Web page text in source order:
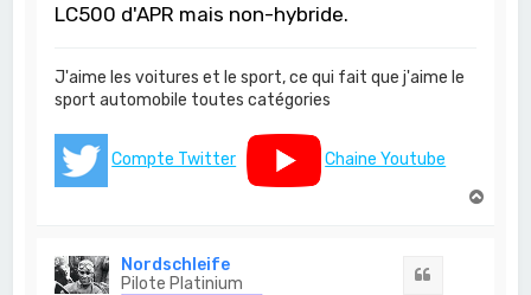
LC500 d'APR mais non-hybride.
J'aime les voitures et le sport, ce qui fait que j'aime le
sport automobile toutes catégories
Compte Twitter
Chaine Youtube
Nordschleife
Pilote Platinium